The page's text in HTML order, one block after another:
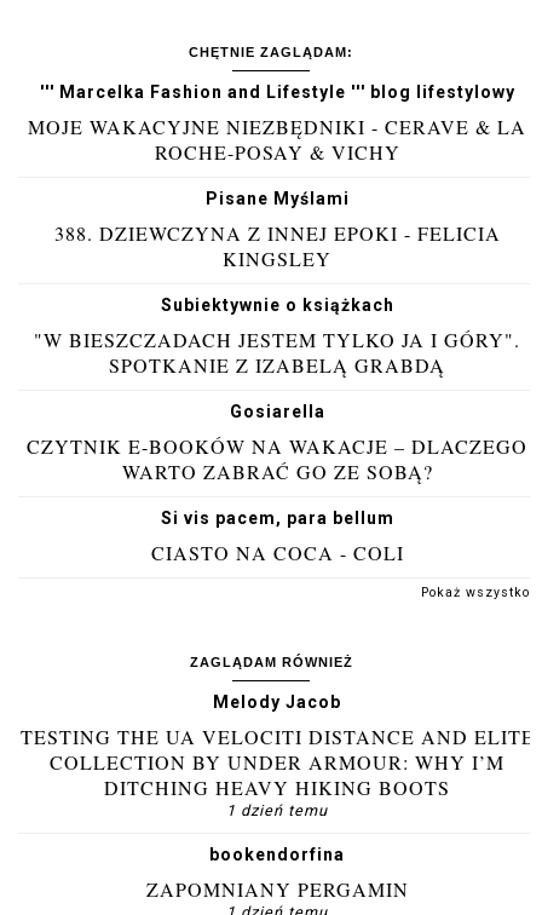
CHĘTNIE ZAGLĄDAM:
''' Marcelka Fashion and Lifestyle ''' blog lifestylowy
MOJE WAKACYJNE NIEZBĘDNIKI - CERAVE & LA
ROCHE-POSAY & VICHY
Pisane Myślami
388. DZIEWCZYNA Z INNEJ EPOKI - FELICIA
KINGSLEY
Subiektywnie o książkach
"W BIESZCZADACH JESTEM TYLKO JA I GÓRY".
SPOTKANIE Z IZABELĄ GRABDĄ
Gosiarella
CZYTNIK E-BOOKÓW NA WAKACJE – DLACZEGO
WARTO ZABRAĆ GO ZE SOBĄ?
Si vis pacem, para bellum
CIASTO NA COCA - COLI
Pokaż wszystko
ZAGLĄDAM RÓWNIEŻ
Melody Jacob
TESTING THE UA VELOCITI DISTANCE AND ELITE
COLLECTION BY UNDER ARMOUR: WHY I’M
DITCHING HEAVY HIKING BOOTS
1 dzień temu
bookendorfina
ZAPOMNIANY PERGAMIN